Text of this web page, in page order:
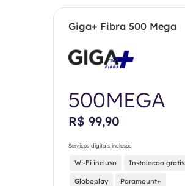
Giga+ Fibra 500 Mega
500MEGA
R$ 99,90
Serviços digitais inclusos
Wi-Fi incluso Instalacao gratis
Globoplay Paramount+